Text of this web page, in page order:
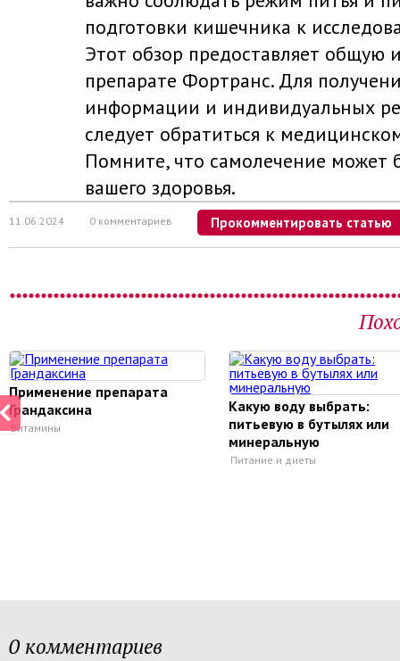
подготовки кишечника к
Этот обзор предоставляет
препарате Фортранс. Для
информации и индивидуальных
следует обратиться к
Помните, что самолечение может
вашего здоровья.
11.06.2024 0 комментариев Прокомментировать статью
Применение препарата
Грандаксина
Витамины
Какую воду выбрать:
питьевую в бутылях или
минеральную
Питание и диеты
0 комментариев